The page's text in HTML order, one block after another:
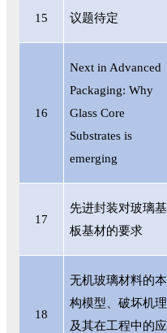
15 议题待定
16
Next in Advanced
Packaging: Why
Glass Core
Substrates is
emerging
17
先进封装对玻璃基
板基材的要求
18
无机玻璃材料的本
构模型、破坏机理
及其在工程中的应